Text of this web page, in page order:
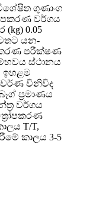
ගුණාංග
වර්ගය
0.05
යන-
පරීක්ෂණ
ස්ථානය
ඉහළම
විනිවිද
ප්‍රමාණය
වර්ගය
T/T,
කාලය 3-5